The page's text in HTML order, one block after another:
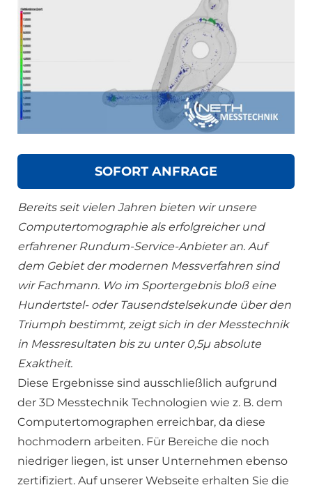
SOFORT ANFRAGE
Bereits seit vielen Jahren bieten wir unsere
Computertomographie als erfolgreicher und
erfahrener Rundum-Service-Anbieter an. Auf
dem Gebiet der modernen Messverfahren sind
wir Fachmann. Wo im Sportergebnis bloß eine
Hundertstel- oder Tausendstelsekunde über den
Triumph bestimmt, zeigt sich in der Messtechnik
in Messresultaten bis zu unter 0,5µ absolute
Exaktheit.
Diese Ergebnisse sind ausschließlich aufgrund
der 3D Messtechnik Technologien wie z. B. dem
Computertomographen erreichbar, da diese
hochmodern arbeiten. Für Bereiche die noch
niedriger liegen, ist unser Unternehmen ebenso
zertifiziert. Auf unserer Webseite erhalten Sie die